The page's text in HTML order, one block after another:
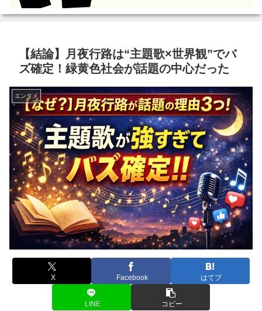
【結論】月夜行路は“主題歌×世界観”でバ
ズ確定！緑黄色社会が話題の中心だった
エンタメ
X Facebook はてブ
LINE コピー